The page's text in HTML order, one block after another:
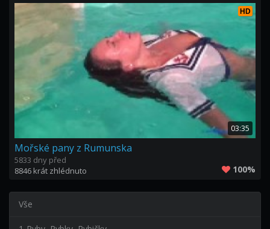
HD
03:35
Mořské pany z Rumunska
5833 dny před
8846 krát zhlédnuto
100%
Vše